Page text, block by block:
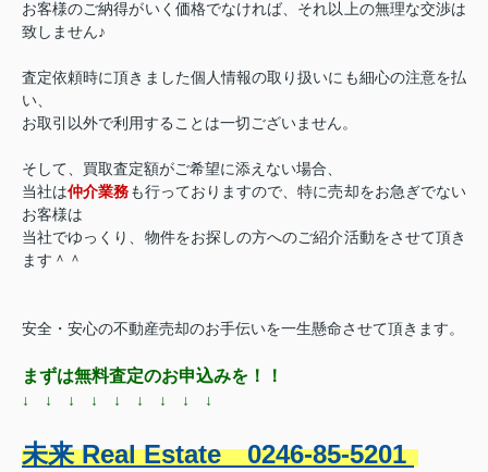
お客様のご納得がいく価格でなければ、それ以上の無理な交渉は
致しません♪
査定依頼時に頂きました個人情報の取り扱いにも細心の注意を払
い、
お取引以外で利用することは一切ございません。
そして、買取査定額がご希望に添えない場合、
当社は仲介業務 も行っておりますので、特に売却をお急ぎでない
お客様は
当社でゆっくり、物件をお探しの方へのご紹介活動をさせて頂き
ます＾＾
安全・安心の不動産売却のお手伝いを一生懸命させて頂きます。
まずは無料査定のお申込みを！！
↓ ↓ ↓ ↓ ↓ ↓ ↓ ↓ ↓
未来 Real Estate 0246-85-5201